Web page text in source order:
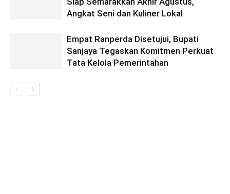
Angkat Seni dan Kuliner Lokal
Empat Ranperda Disetujui, Bupati
Sanjaya Tegaskan Komitmen Perkuat
Tata Kelola Pemerintahan